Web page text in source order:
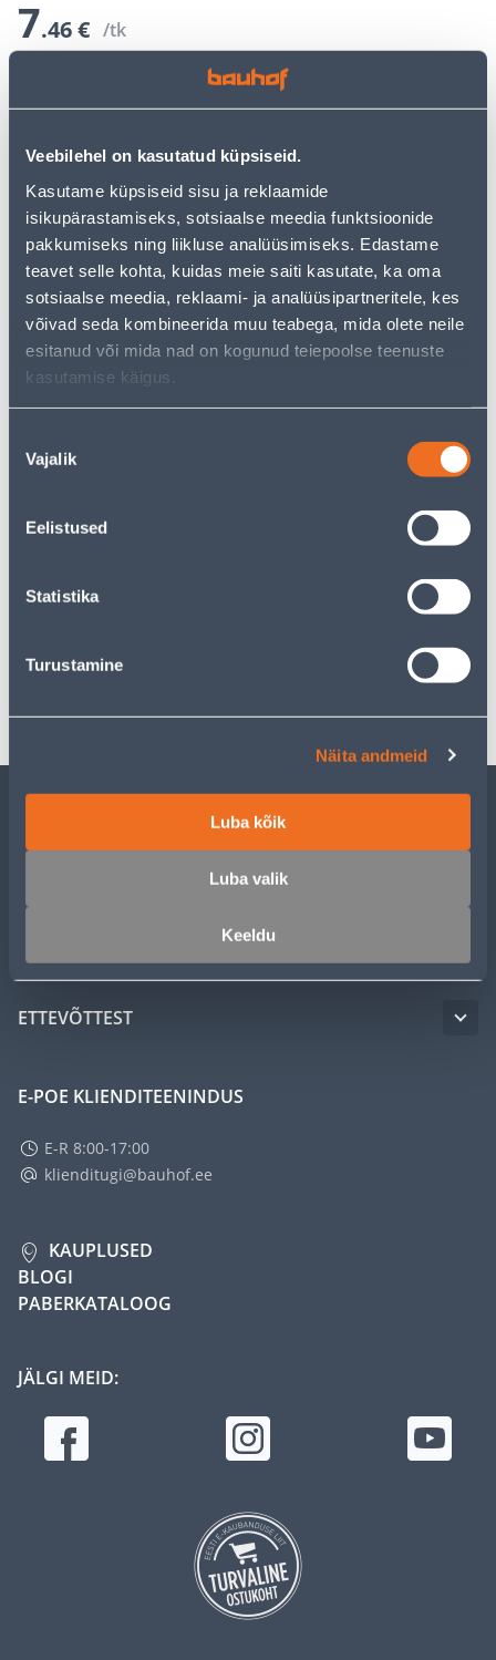
Veebilehel on kasutatud küpsiseid.
Kasutame küpsiseid sisu ja reklaamide
isikupärastamiseks, sotsiaalse meedia funktsioonide
pakkumiseks ning liikluse analüüsimiseks. Edastame
teavet selle kohta, kuidas meie saiti kasutate, ka oma
sotsiaalse meedia, reklaami- ja analüüsipartneritele, kes
võivad seda kombineerida muu teabega, mida olete neile
esitanud või mida nad on kogunud teiepoolse teenuste
kasutamise käigus.
valik
Vajalik
Eelistused
Statistika
Turustamine
Näita andmeid
Luba kõik
Luba valik
Keeldu
7.46 € /tk
4
− + LISA OSTUKORVI
Vaata saadavust
• 14-päevane tagastusõigus.
Poest kätte, alates 06.08.2026
MEISTRIKLUBI
ETTEVÕTTEST
E-POE KLIENDITEENINDUS
E-R 8:00-17:00
klienditugi@bauhof.ee
KAUPLUSED
BLOGI
PABERKATALOOG
JÄLGI MEID: